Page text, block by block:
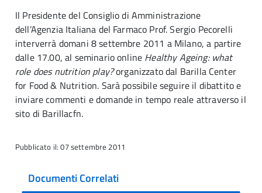
Il Presidente del Consiglio di Amministrazione
dell’Agenzia Italiana del Farmaco Prof. Sergio Pecorelli
interverrà domani 8 settembre 2011 a Milano, a partire
dalle 17.00, al seminario online Healthy Ageing: what
role does nutrition play?organizzato dal Barilla Center
for Food & Nutrition. Sarà possibile seguire il dibattito e
inviare commenti e domande in tempo reale attraverso il
sito di Barillacfn.
Pubblicato il: 07 settembre 2011
Documenti Correlati